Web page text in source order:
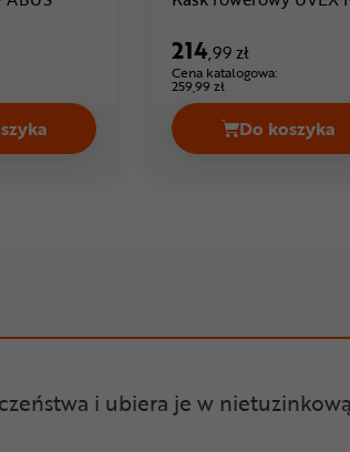
zł
rowerowy ABUS MoTrip Cena 199,99 zł
214,99 zł
Cena katalogowa:
259,99 zł
Do koszyka
Kask
i ubiera je w